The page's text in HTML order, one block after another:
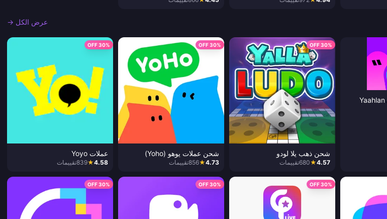
عرض الكل →
30% OFF
شحن ذهب يلا لودو
4.57
★
680تقييمات
30% OFF
شحن عملات يوهو (Yoho)
4.73
★
856تقييمات
30% OFF
عملات Yoyo
4.58
★
839تقييمات
30% OFF
30% OFF
30% OFF